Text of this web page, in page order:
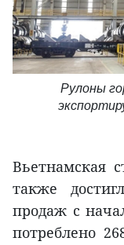
Рулоны
Вьетнамская
также
продаж с
потреблено